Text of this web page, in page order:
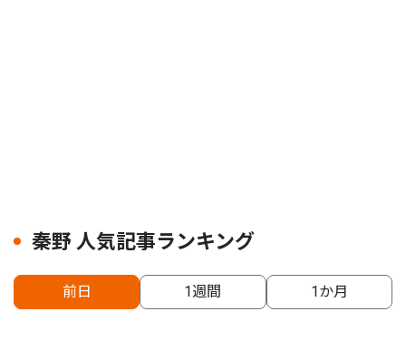
秦野 人気記事ランキング
前日 1週間 1か月